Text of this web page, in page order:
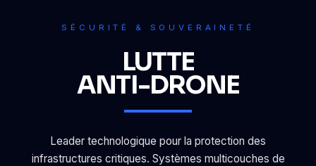
SÉCURITÉ & SOUVERAINETÉ
LUTTE
ANTI-DRONE
Leader technologique pour la protection des
infrastructures critiques. Systèmes multicouches de